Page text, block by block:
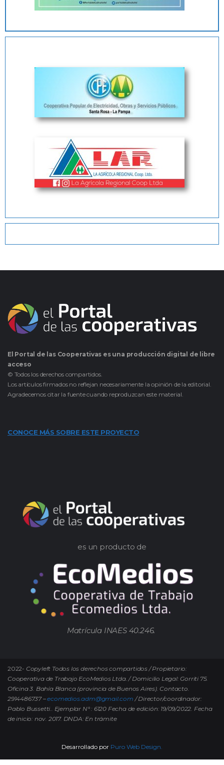
El Portal de las Cooperativas es una producción digital de libre
acceso
© Todos los derechos compartidos.
Los artículos firmados no reflejan necesariamente la opinión de la editorial.
Agradecemos citar la fuente cuando reproduzcan este material.
CONOCE MÁS SOBRE ESTE PROYECTO
es un producto de
Matrícula INAES 40.246.
2022- Copyleft Todos los derechos compartidos / Propietario:
Cooperativa de Trabajo EcoMedios Ltda. / Domicilio Legal: Gorriti 75.
Oficina 3. Bahía Blanca (provincia de Buenos Aires). Contacto.
2914486737 –ecomedios.adm@gmail.com / Director/coordinador:
Pablo Bussetti.. Ejemplar N° : 6120 Fecha de edición: 19/09/2022. Fecha
de inicio: nov. 2017. DNDA: En trámite
Desarrollado por Puro Web Design.